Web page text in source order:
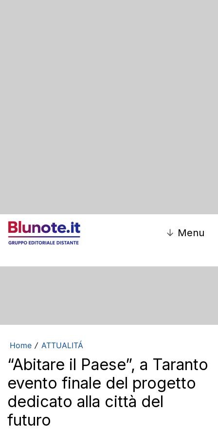
↓ Menu
Home / ATTUALITÁ
“Abitare il Paese”, a Taranto
evento finale del progetto
dedicato alla città del
futuro